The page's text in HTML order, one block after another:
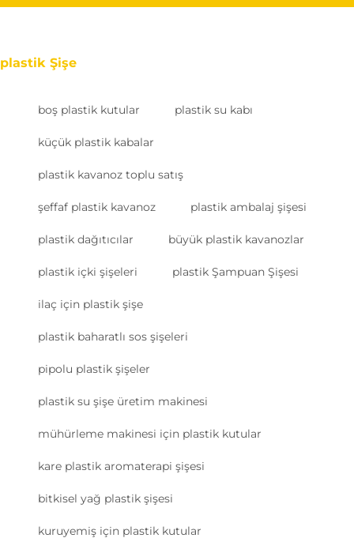
plastik Şişe
boş plastik kutular plastik su kabı
küçük plastik kabalar
plastik kavanoz toplu satış
şeffaf plastik kavanoz plastik ambalaj şişesi
plastik dağıtıcılar büyük plastik kavanozlar
plastik içki şişeleri plastik Şampuan Şişesi
ilaç için plastik şişe
plastik baharatlı sos şişeleri
pipolu plastik şişeler
plastik su şişe üretim makinesi
mühürleme makinesi için plastik kutular
kare plastik aromaterapi şişesi
bitkisel yağ plastik şişesi
kuruyemiş için plastik kutular